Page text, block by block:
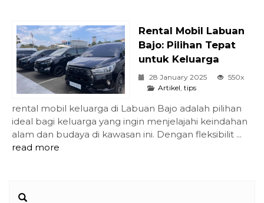
Rental Mobil Labuan
Bajo: Pilihan Tepat
untuk Keluarga
28 January 2025
550x
Artikel, tips
rental mobil keluarga di Labuan Bajo adalah pilihan
ideal bagi keluarga yang ingin menjelajahi keindahan
alam dan budaya di kawasan ini. Dengan fleksibilit ...
read more